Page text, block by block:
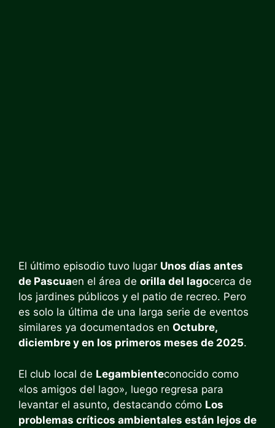
El último episodio tuvo lugar Unos días antes
de Pascuaen el área de orilla del lagocerca de
los jardines públicos y el patio de recreo. Pero
es solo la última de una larga serie de eventos
similares ya documentados en Octubre,
diciembre y en los primeros meses de 2025.
El club local de Legambienteconocido como
«los amigos del lago», luego regresa para
levantar el asunto, destacando cómo Los
problemas críticos ambientales están lejos de